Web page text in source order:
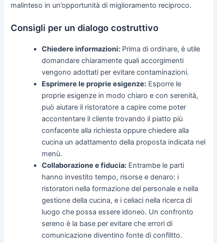
malinteso in un’opportunità di miglioramento reciproco.
Consigli per un dialogo costruttivo
Chiedere informazioni: Prima di ordinare, è utile
domandare chiaramente quali accorgimenti
vengono adottati per evitare contaminazioni.
Esprimere le proprie esigenze: Esporre le
proprie esigenze in modo chiaro e con serenità,
può aiutare il ristoratore a capire come poter
accontentare il cliente trovando il piatto più
confacente alla richiesta oppure chiedere alla
cucina un adattamento della proposta indicata nel
menù.
Collaborazione e fiducia: Entrambe le parti
hanno investito tempo, risorse e denaro: i
ristoratori nella formazione del personale e nella
gestione della cucina, e i celiaci nella ricerca di
luogo che possa essere idoneo. Un confronto
sereno è la base per evitare che errori di
comunicazione diventino fonte di conflitto.